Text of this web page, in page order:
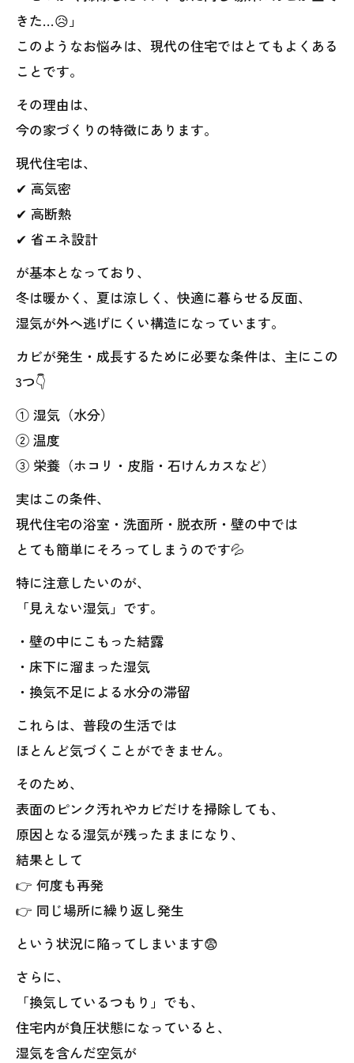
きた…😥」
このようなお悩みは、現代の住宅ではとてもよくある
ことです。
その理由は、
今の家づくりの特徴にあります。
現代住宅は、
✔ 高気密
✔ 高断熱
✔ 省エネ設計
が基本となっており、
冬は暖かく、夏は涼しく、快適に暮らせる反面、
湿気が外へ逃げにくい構造になっています。
カビが発生・成長するために必要な条件は、主にこの
3つ👇
① 湿気（水分）
② 温度
③ 栄養（ホコリ・皮脂・石けんカスなど）
実はこの条件、
現代住宅の浴室・洗面所・脱衣所・壁の中では
とても簡単にそろってしまうのです💦
特に注意したいのが、
「見えない湿気」です。
・壁の中にこもった結露
・床下に溜まった湿気
・換気不足による水分の滞留
これらは、普段の生活では
ほとんど気づくことができません。
そのため、
表面のピンク汚れやカビだけを掃除しても、
原因となる湿気が残ったままになり、
結果として
👉 何度も再発
👉 同じ場所に繰り返し発生
という状況に陥ってしまいます😨
さらに、
「換気しているつもり」でも、
住宅内が負圧状態になっていると、
湿気を含んだ空気が